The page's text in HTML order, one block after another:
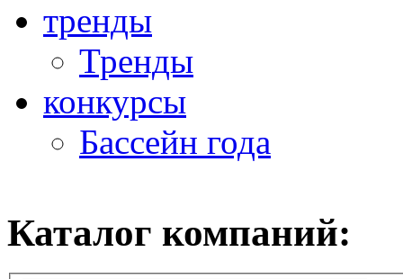
тренды
Тренды
конкурсы
Бассейн года
Каталог компаний: